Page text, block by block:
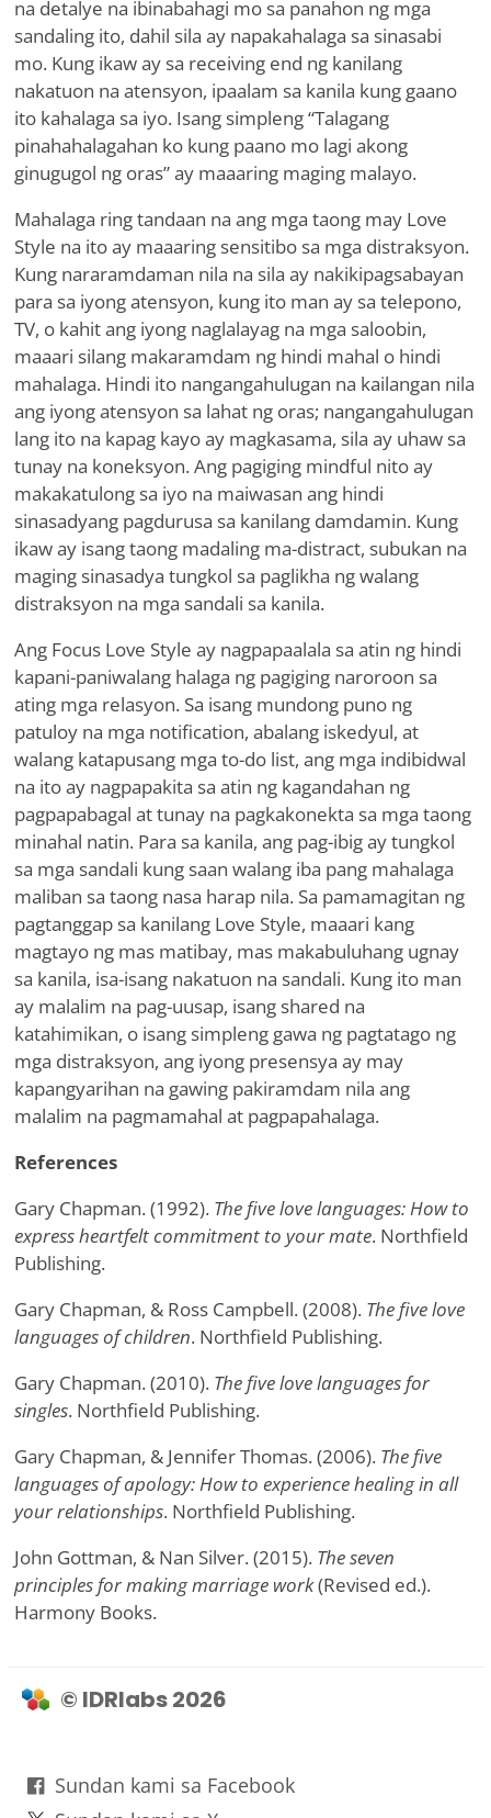
na detalye na ibinabahagi mo sa panahon ng mga
sandaling ito, dahil sila ay napakahalaga sa sinasabi
mo. Kung ikaw ay sa receiving end ng kanilang
nakatuon na atensyon, ipaalam sa kanila kung gaano
ito kahalaga sa iyo. Isang simpleng “Talagang
pinahahalagahan ko kung paano mo lagi akong
ginugugol ng oras” ay maaaring maging malayo.
Mahalaga ring tandaan na ang mga taong may Love
Style na ito ay maaaring sensitibo sa mga distraksyon.
Kung nararamdaman nila na sila ay nakikipagsabayan
para sa iyong atensyon, kung ito man ay sa telepono,
TV, o kahit ang iyong naglalayag na mga saloobin,
maaari silang makaramdam ng hindi mahal o hindi
mahalaga. Hindi ito nangangahulugan na kailangan nila
ang iyong atensyon sa lahat ng oras; nangangahulugan
lang ito na kapag kayo ay magkasama, sila ay uhaw sa
tunay na koneksyon. Ang pagiging mindful nito ay
makakatulong sa iyo na maiwasan ang hindi
sinasadyang pagdurusa sa kanilang damdamin. Kung
ikaw ay isang taong madaling ma-distract, subukan na
maging sinasadya tungkol sa paglikha ng walang
distraksyon na mga sandali sa kanila.
Ang Focus Love Style ay nagpapaalala sa atin ng hindi
kapani-paniwalang halaga ng pagiging naroroon sa
ating mga relasyon. Sa isang mundong puno ng
patuloy na mga notification, abalang iskedyul, at
walang katapusang mga to-do list, ang mga indibidwal
na ito ay nagpapakita sa atin ng kagandahan ng
pagpapabagal at tunay na pagkakonekta sa mga taong
minahal natin. Para sa kanila, ang pag-ibig ay tungkol
sa mga sandali kung saan walang iba pang mahalaga
maliban sa taong nasa harap nila. Sa pamamagitan ng
pagtanggap sa kanilang Love Style, maaari kang
magtayo ng mas matibay, mas makabuluhang ugnay
sa kanila, isa-isang nakatuon na sandali. Kung ito man
ay malalim na pag-uusap, isang shared na
katahimikan, o isang simpleng gawa ng pagtatago ng
mga distraksyon, ang iyong presensya ay may
kapangyarihan na gawing pakiramdam nila ang
malalim na pagmamahal at pagpapahalaga.
References
Gary Chapman. (1992). The five love languages: How to
express heartfelt commitment to your mate. Northfield
Publishing.
Gary Chapman, & Ross Campbell. (2008). The five love
languages of children. Northfield Publishing.
Gary Chapman. (2010). The five love languages for
singles. Northfield Publishing.
Gary Chapman, & Jennifer Thomas. (2006). The five
languages of apology: How to experience healing in all
your relationships. Northfield Publishing.
John Gottman, & Nan Silver. (2015). The seven
principles for making marriage work(Revised ed.).
Harmony Books.
© IDRlabs 2026
Sundan kami sa Facebook